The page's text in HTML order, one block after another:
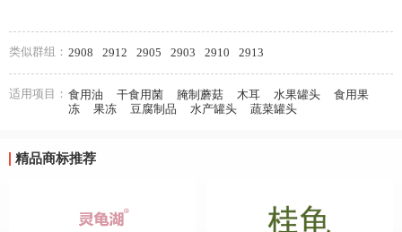
类似群组： 2908 2912 2905 2903 2910 2913
适用项目： 食用油 干食用菌 腌制蘑菇 木耳 水果罐头
食用果
冻
果冻 豆腐制品 水产罐头 蔬菜罐头
精品商标推荐